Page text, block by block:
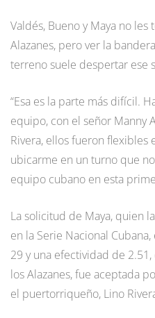
Valdés, Bueno y Maya no
Alazanes, pero ver la
terreno suele despertar ese
“Esa es la parte más difícil.
equipo, con el señor Manny
Rivera, ellos fueron flexibles
ubicarme en un turno que
equipo cubano en esta
La solicitud de Maya, quien
en la Serie Nacional
29 y una efectividad de
los Alazanes, fue aceptada
el puertorriqueño, Lino